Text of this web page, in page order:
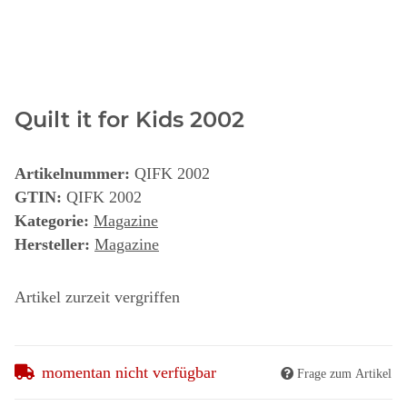
Quilt it for Kids 2002
Artikelnummer: QIFK 2002
GTIN: QIFK 2002
Kategorie: Magazine
Hersteller: Magazine
Artikel zurzeit vergriffen
momentan nicht verfügbar Frage zum Artikel